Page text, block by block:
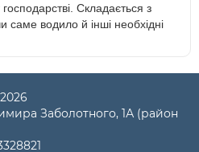
Складається з
саме водило й інші необхідні
Заболотного, 1А (район